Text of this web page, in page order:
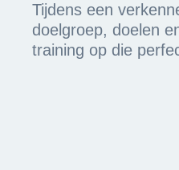
Tijdens een
doelgroep, doelen
training op die